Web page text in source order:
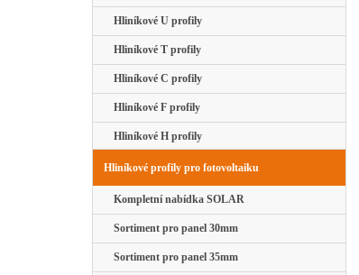
Hliníkové U profily
Hliníkové T profily
Hliníkové C profily
Hliníkové F profily
Hliníkové H profily
Hliníkové profily pro fotovoltaiku
Kompletní nabídka SOLAR
Sortiment pro panel 30mm
Sortiment pro panel 35mm